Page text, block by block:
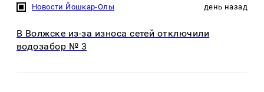
Новости Йошкар-Олы день назад
В Волжске из-за износа сетей отключили
водозабор № 3